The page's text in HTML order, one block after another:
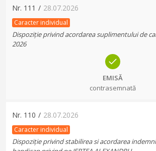
Nr. 111 / 28.07.2026
Caracter individual
Dispoziție privind acordarea suplimentului de
2026
EMISĂ
contrasemnată
Nr. 110 / 28.07.2026
Caracter individual
Dispoziție privind stabilirea si acordarea